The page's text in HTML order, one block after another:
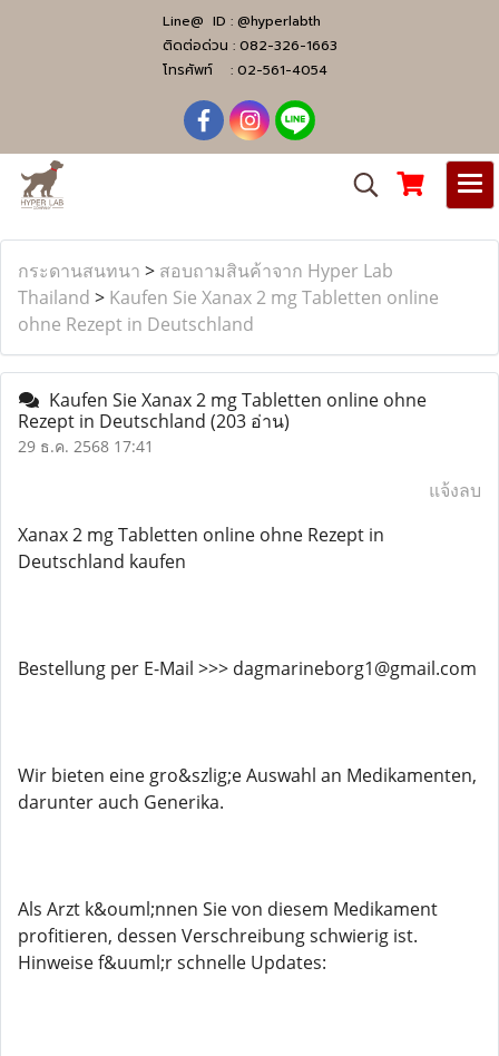
Line@ ID : @hyperlabth
ติดต่อด่วน : 082-326-1663
โทรศัพท์ : 02-561-4054
กระดานสนทนา > สอบถามสินค้าจาก Hyper Lab
Thailand > Kaufen Sie Xanax 2 mg Tabletten online
ohne Rezept in Deutschland
Kaufen Sie Xanax 2 mg Tabletten online ohne
Rezept in Deutschland (203 อ่าน)
29 ธ.ค. 2568 17:41
แจ้งลบ
Xanax 2 mg Tabletten online ohne Rezept in
Deutschland kaufen
Bestellung per E-Mail >>> dagmarineborg1@gmail.com
Wir bieten eine gro&szlig;e Auswahl an Medikamenten,
darunter auch Generika.
Als Arzt k&ouml;nnen Sie von diesem Medikament
profitieren, dessen Verschreibung schwierig ist.
Hinweise f&uuml;r schnelle Updates: